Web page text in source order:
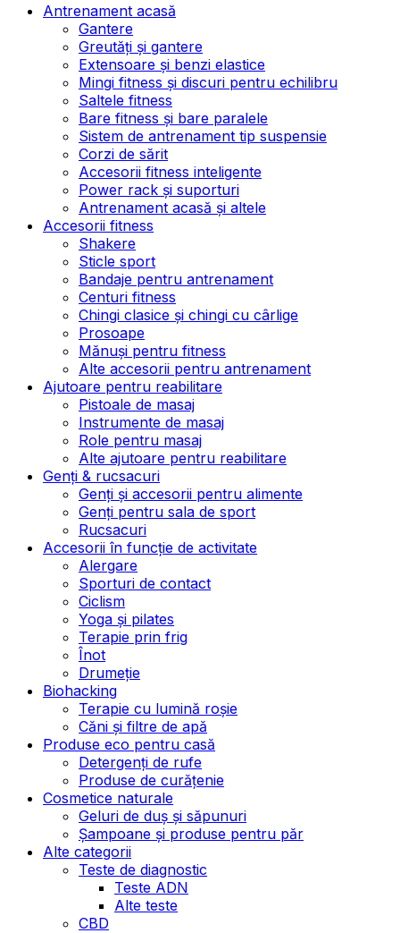
Antrenament acasă
Gantere
Greutăți și gantere
Extensoare și benzi elastice
Mingi fitness și discuri pentru echilibru
Saltele fitness
Bare fitness și bare paralele
Sistem de antrenament tip suspensie
Corzi de sărit
Accesorii fitness inteligente
Power rack și suporturi
Antrenament acasă și altele
Accesorii fitness
Shakere
Sticle sport
Bandaje pentru antrenament
Centuri fitness
Chingi clasice și chingi cu cârlige
Prosoape
Mănuși pentru fitness
Alte accesorii pentru antrenament
Ajutoare pentru reabilitare
Pistoale de masaj
Instrumente de masaj
Role pentru masaj
Alte ajutoare pentru reabilitare
Genți & rucsacuri
Genți și accesorii pentru alimente
Genți pentru sala de sport
Rucsacuri
Accesorii în funcție de activitate
Alergare
Sporturi de contact
Ciclism
Yoga și pilates
Terapie prin frig
Înot
Drumeție
Biohacking
Terapie cu lumină roșie
Căni și filtre de apă
Produse eco pentru casă
Detergenți de rufe
Produse de curățenie
Cosmetice naturale
Geluri de duș și săpunuri
Șampoane și produse pentru păr
Alte categorii
Teste de diagnostic
Teste ADN
Alte teste
CBD